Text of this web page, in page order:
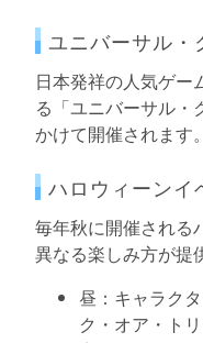
ユニバーサル・
日本発祥の人気ゲー
る「ユニバーサル・
かけて開催されます。
ハロウィーンイ
毎年秋に開催される
異なる楽しみ方が提
昼：キャラク
ク・オア・ト